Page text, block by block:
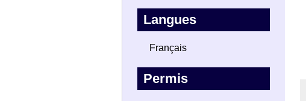
Langues
Français
Permis